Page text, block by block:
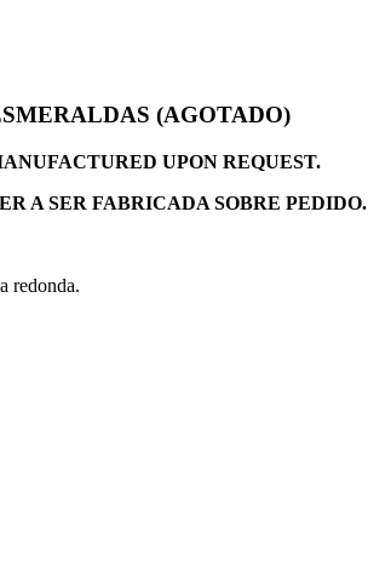
(AGOTADO)
UPON REQUEST.
A SER FABRICADA SOBRE PEDIDO.
redonda.